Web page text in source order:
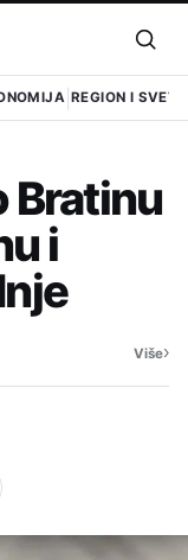
REGION I SVET
Bratinu
i
Više›